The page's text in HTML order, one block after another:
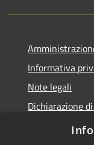
Informativa
Note legali
Dichiarazione
Statistiche Web